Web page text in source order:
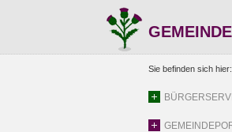
GEMEINDE
Sie befinden sich